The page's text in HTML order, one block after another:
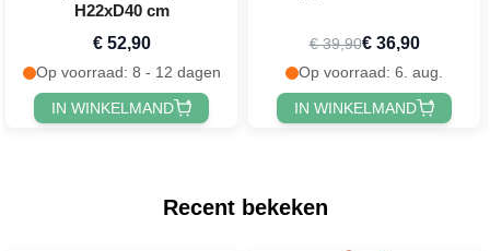
H22xD40 cm
€ 52,90
Op voorraad: 8 - 12 dagen
IN WINKELMAND
€ 39,90€ 36,90
Op voorraad: 6. aug.
IN WINKELMAND
Recent bekeken